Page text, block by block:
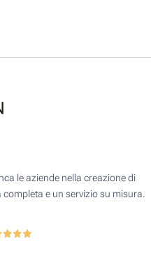
le aziende nella creazione di
e un servizio su misura.